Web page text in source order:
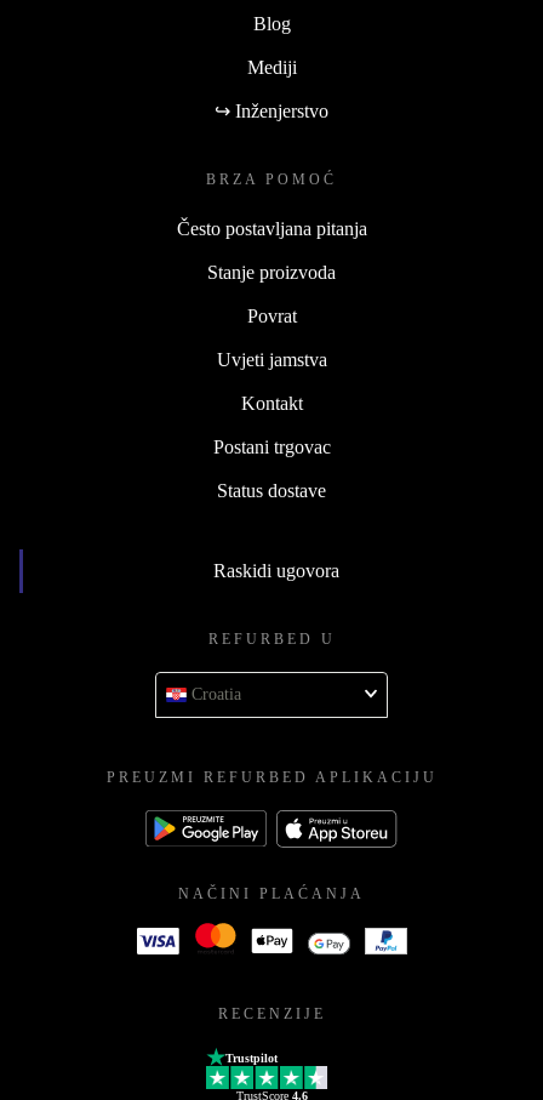
Blog
Mediji
↪ Inženjerstvo
BRZA POMOĆ
Često postavljana pitanja
Stanje proizvoda
Povrat
Uvjeti jamstva
Kontakt
Postani trgovac
Status dostave
Raskidi ugovora
REFURBED U
Croatia
PREUZMI REFURBED APLIKACIJU
NAČINI PLAĆANJA
RECENZIJE
Trustpilot
TrustScore 4.6